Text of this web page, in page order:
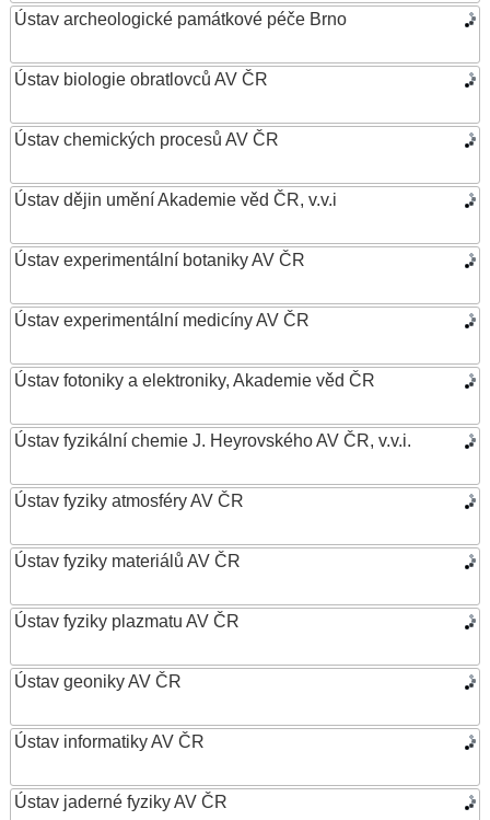
Ústav archeologické památkové péče Brno
Ústav biologie obratlovců AV ČR
Ústav chemických procesů AV ČR
Ústav dějin umění Akademie věd ČR, v.v.i
Ústav experimentální botaniky AV ČR
Ústav experimentální medicíny AV ČR
Ústav fotoniky a elektroniky, Akademie věd ČR
Ústav fyzikální chemie J. Heyrovského AV ČR, v.v.i.
Ústav fyziky atmosféry AV ČR
Ústav fyziky materiálů AV ČR
Ústav fyziky plazmatu AV ČR
Ústav geoniky AV ČR
Ústav informatiky AV ČR
Ústav jaderné fyziky AV ČR